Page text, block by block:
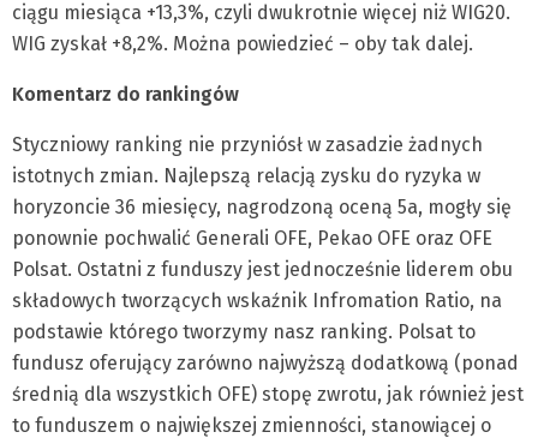
ciągu miesiąca +13,3%, czyli dwukrotnie więcej niż WIG20.
WIG zyskał +8,2%. Można powiedzieć – oby tak dalej.
Komentarz do rankingów
Styczniowy ranking nie przyniósł w zasadzie żadnych
istotnych zmian. Najlepszą relacją zysku do ryzyka w
horyzoncie 36 miesięcy, nagrodzoną oceną 5a, mogły się
ponownie pochwalić Generali OFE, Pekao OFE oraz OFE
Polsat. Ostatni z funduszy jest jednocześnie liderem obu
składowych tworzących wskaźnik Infromation Ratio, na
podstawie którego tworzymy nasz ranking. Polsat to
fundusz oferujący zarówno najwyższą dodatkową (ponad
średnią dla wszystkich OFE) stopę zwrotu, jak również jest
to funduszem o największej zmienności, stanowiącej o